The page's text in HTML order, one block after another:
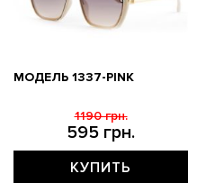
МОДЕЛЬ 1337-PINK
595 грн.
1190 грн.
КУПИТЬ